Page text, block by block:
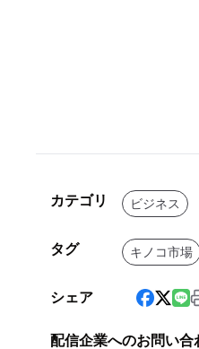
カテゴリ ビジネス
タグ キノコ市場
シェア
配信企業へのお問い合